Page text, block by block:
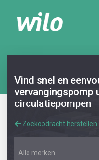
Vind snel en
vervangingspomp
circulatiepompen
Zoekopdracht herstellen
Alle merken